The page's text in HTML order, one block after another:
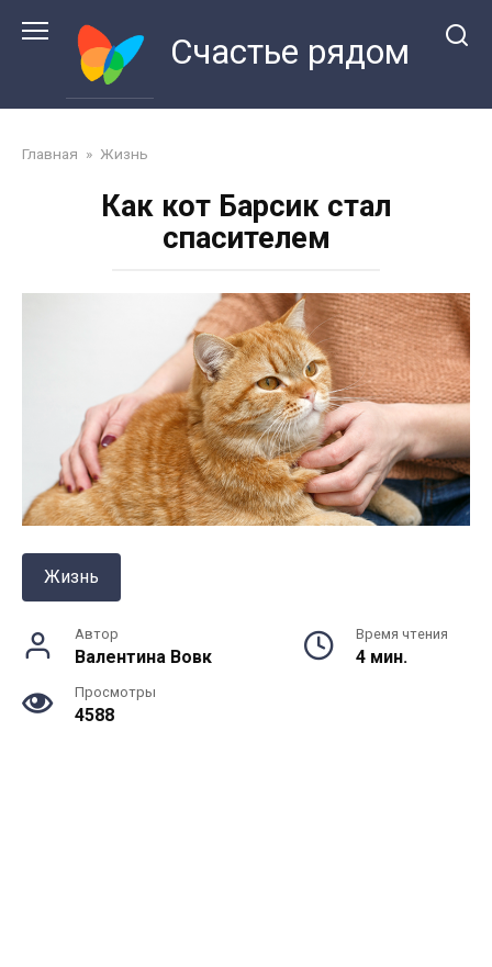
Счастье рядом
Главная » Жизнь
Как кот Барсик стал
спасителем
Жизнь
Автор
Валентина Вовк
Время чтения
4 мин.
Просмотры
4588